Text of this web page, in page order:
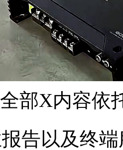
X内容依托
告以及终